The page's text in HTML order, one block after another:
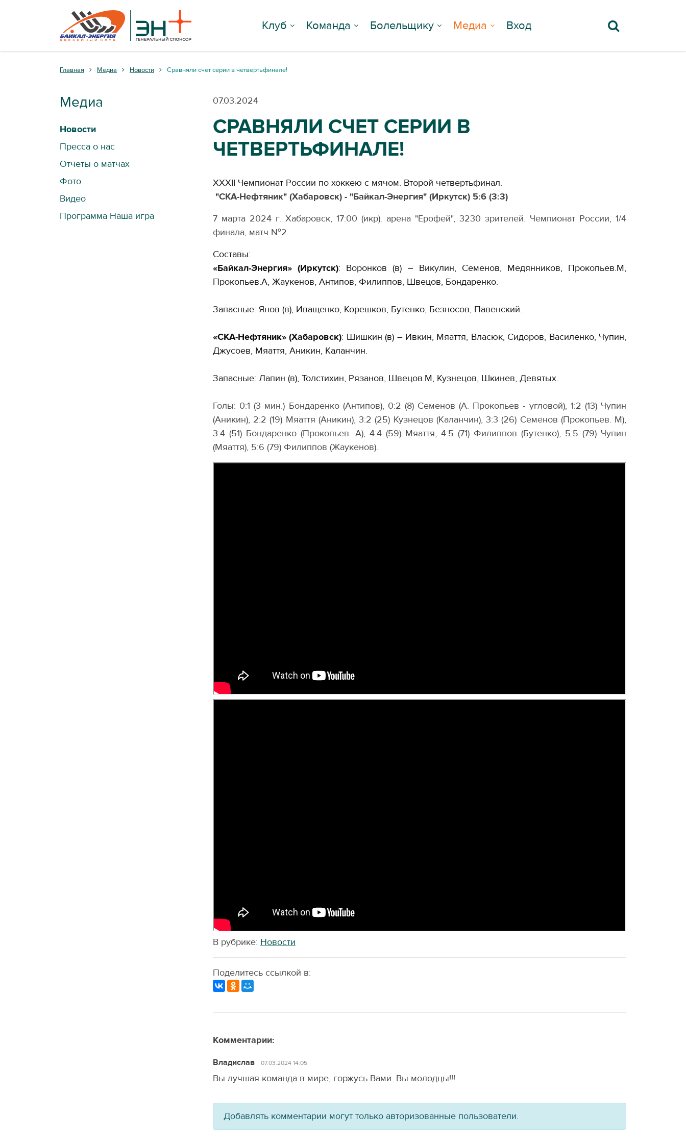
Клуб Команда Болельщику Медиа Вход
Главная Медиа Новости Сравняли счет серии в четвертьфинале!
07.03.2024
СРАВНЯЛИ СЧЕТ СЕРИИ В
ЧЕТВЕРТЬФИНАЛЕ!
ХХХII Чемпионат России по хоккею с мячом. Второй четвертьфинал.
"СКА-Нефтяник" (Хабаровск) - "Байкал-Энергия" (Иркутск) 5:6 (3:3)
7 марта 2024 г. Хабаровск, 17:00 (икр). арена "Ерофей", 3230 зрителей. Чемпионат России, 1/4
финала, матч №2.
Составы:
«Байкал-Энергия» (Иркутск): Воронков (в) – Викулин, Семенов, Медянников, Прокопьев.М,
Прокопьев.А, Жаукенов, Антипов, Филиппов, Швецов, Бондаренко.
Запасные: Янов (в), Иващенко, Корешков, Бутенко, Безносов, Павенский.
«СКА-Нефтяник» (Хабаровск): Шишкин (в) – Ивкин, Мяаття, Власюк, Сидоров, Василенко, Чупин,
Джусоев, Мяаття, Аникин, Каланчин.
Запасные: Лапин (в), Толстихин, Рязанов, Швецов.М, Кузнецов, Шкинев, Девятых.
Голы: 0:1 (3 мин.) Бондаренко (Антипов), 0:2 (8) Семенов (А. Прокопьев - угловой), 1:2 (13) Чупин
(Аникин), 2:2 (19) Мяаття (Аникин), 3:2 (25) Кузнецов (Каланчин), 3:3 (26) Семенов (Прокопьев. М),
3:4 (51) Бондаренко (Прокопьев. А), 4:4 (59) Мяаття, 4:5 (71) Филиппов (Бутенко), 5:5 (79) Чупин
(Мяаття), 5:6 (79) Филиппов (Жаукенов).
В рубрике: Новости
Поделитесь ссылкой в:
Комментарии:
Владислав 07.03.2024 14:05
Вы лучшая команда в мире, горжусь Вами. Вы молодцы!!!
Добавлять комментарии могут только авторизованные пользователи.
Медиа
Новости
Пресса о нас
Отчеты о матчах
Фото
Видео
Программа Наша игра